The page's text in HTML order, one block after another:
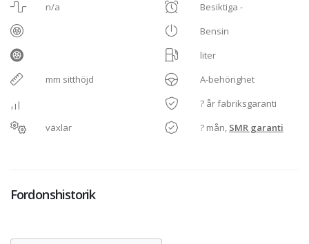
n/a
mm sitthöjd
växlar
Besiktiga -
Bensin
liter
A-behörighet
? år fabriksgaranti
? mån, SMR garanti
Fordonshistorik